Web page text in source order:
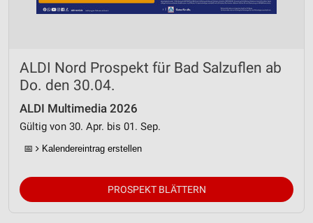
ALDI Nord Prospekt für Bad Salzuflen ab
Do. den 30.04.
ALDI Multimedia 2026
Gültig von 30. Apr. bis 01. Sep.
📅 Kalendereintrag erstellen
PROSPEKT BLÄTTERN